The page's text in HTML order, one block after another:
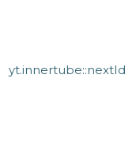
yt.innertube::nextId